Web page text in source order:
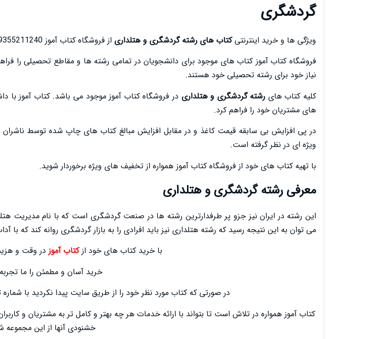
گردشگری
ویژگی ها و خرید اینترنتیکتاب های رشته گردشگری و هتلداری از فروشگاه کتاب آموز 09355211240 – 09393834958
فروشگاه کتاب آموز کتاب های موجود برای دانشجویان در تمامی رشته ها و مقاطع تحصیلی را
نیاز خود برای رشته تحصیلی خود هستند.
کلیه کتاب های رشته گردشگری و هتلداری در فروشگاه کتاب آموز موجود می باشد. کتاب آموز با
های مشتریان خود را فراهم کرد.
در پی افزایش بی سابقه قیمت کاغذ و در مقابل افزایش مبالغ کتاب های چاپ شده توسط
ویژه ای در نظر گرفته است.
با تهیه کتاب های خود از فروشگاه کتاب آموز همواره از تخفیف های ویژه برخوردار شوید.
معرفی رشته گردشگری و هتلداری
این رشته در ایران نیز جزو پر طرفدارترین رشته ها در صنعت گردشگری است که با نام
می توان به این نتیجه رسید که رشته هتلداری نیز باید افرادی را به بازار گردشگری روانه کند که
با خرید کتاب های خود ازکتاب آموز در وقت و
خرید آسان و مطمئن را ما
در صورتی که کتاب مورد نظر خود را از طریق سایت پیدا نکردید با
کتاب آموز همواره در تلاش است تا بتواند با ارائه خدمات هر چه بهتر و کامل تر به مشتریان و
خشنودی آنها از این مجموعه